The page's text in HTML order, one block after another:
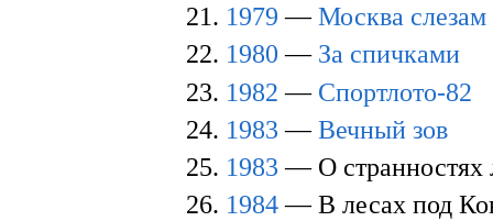
1979 —Москва слезам
1980 — За спичками
1982 — Спортлото-82
1983 —Вечный зов
1983 — О странностях
1984— В лесах под